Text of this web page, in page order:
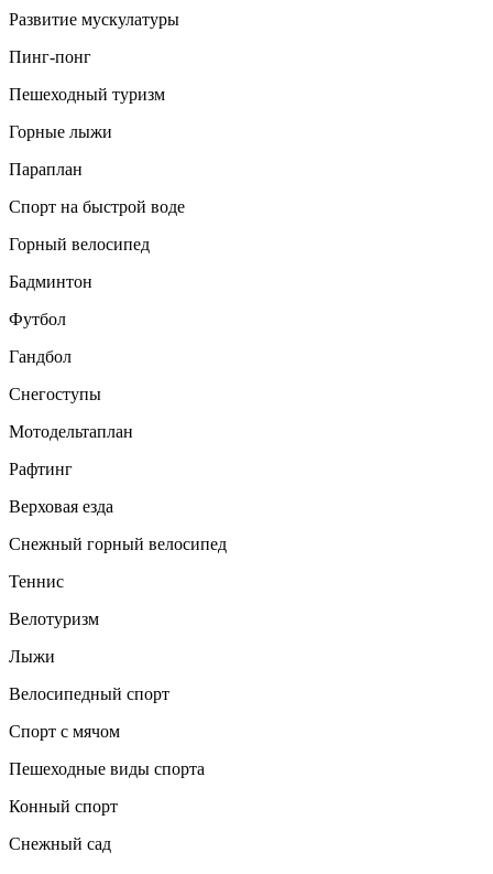
Развитие мускулатуры
Пинг-понг
Пешеходный туризм
Горные лыжи
Параплан
Спорт на быстрой воде
Горный велосипед
Бадминтон
Футбол
Гандбол
Снегоступы
Мотодельтаплан
Рафтинг
Верховая езда
Снежный горный велосипед
Теннис
Велотуризм
Лыжи
Велосипедный спорт
Спорт с мячом
Пешеходные виды спорта
Конный спорт
Снежный сад